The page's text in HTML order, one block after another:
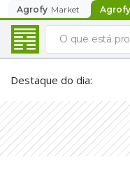
Agrofy Market Agrofy
Destaque do dia: